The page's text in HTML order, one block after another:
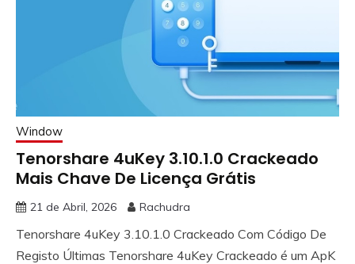
Window
Tenorshare 4uKey 3.10.1.0 Crackeado
Mais Chave De Licença Grátis
21 de Abril, 2026 Rachudra
Tenorshare 4uKey 3.10.1.0 Crackeado Com Código De
Registo Últimas Tenorshare 4uKey Crackeado é um ApK